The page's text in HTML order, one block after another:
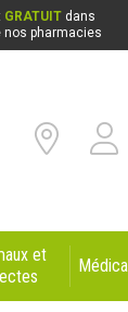
GRATUIT dans
nos pharmacies
et